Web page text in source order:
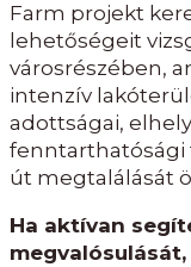
Farm projekt
lehetőségeit
városrészében,
intenzív
adottságai,
fenntarthatósági
út megtalálását
Ha aktívan